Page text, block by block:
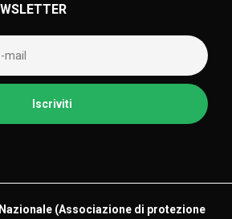
(Associazione di protezione